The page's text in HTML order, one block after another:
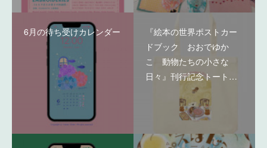
6月の待ち受けカレンダー
『絵本の世界ポストカー
ドブック おおでゆか
こ 動物たちの小さな
日々』刊行記念トート…